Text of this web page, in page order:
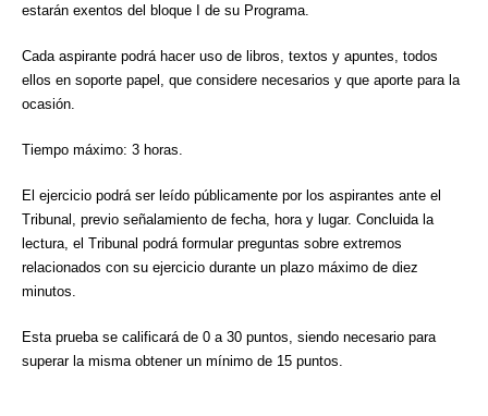
estarán exentos del bloque I de su Programa.
Cada aspirante podrá hacer uso de libros, textos y apuntes, todos
ellos en soporte papel, que considere necesarios y que aporte para la
ocasión.
Tiempo máximo: 3 horas.
El ejercicio podrá ser leído públicamente por los aspirantes ante el
Tribunal, previo señalamiento de fecha, hora y lugar. Concluida la
lectura, el Tribunal podrá formular preguntas sobre extremos
relacionados con su ejercicio durante un plazo máximo de diez
minutos.
Esta prueba se calificará de 0 a 30 puntos, siendo necesario para
superar la misma obtener un mínimo de 15 puntos.